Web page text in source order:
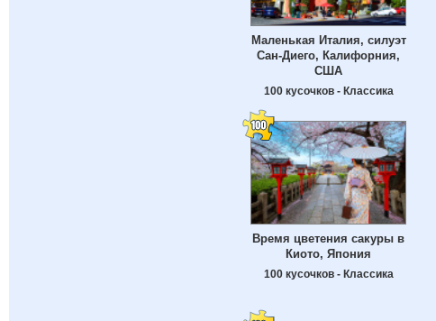
Маленькая Италия, силуэт
Сан-Диего, Калифорния,
США
100 кусочков - Классика
Время цветения сакуры в
Киото, Япония
100 кусочков - Классика